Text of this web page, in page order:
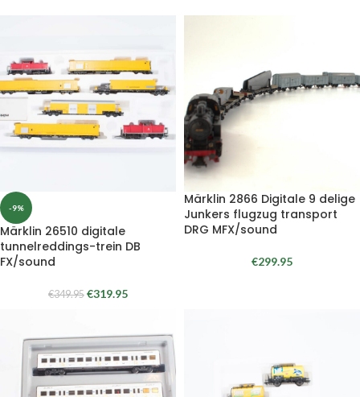
-9%
Märklin 26510 digitale
tunnelreddings-trein DB
FX/sound
€349.95 €319.95
Märklin 2866 Digitale 9 delige
Junkers flugzug transport
DRG MFX/sound
€299.95